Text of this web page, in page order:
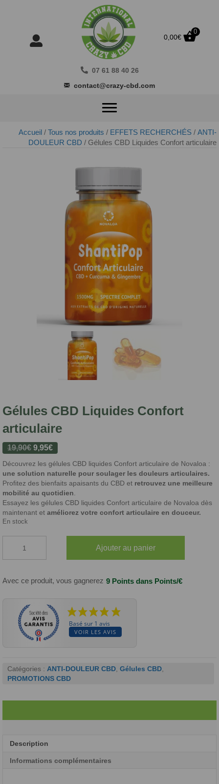
0,00€
0
07 61 88 40 26
contact@crazy-cbd.com
Accueil / Tous nos produits / EFFETS RECHERCHÉS / ANTI-
DOULEUR CBD / Gélules CBD Liquides Confort articulaire
Gélules CBD Liquides Confort
articulaire
19,90€ Le
initial
était :
19,90€.
9,95€Le
actuel
est :
9,95€.
Découvrez les gélules CBD liquides Confort articulaire de Novaloa :
une solution naturelle pour soulager les douleurs articulaires.
Profitez des bienfaits apaisants du CBD et retrouvez une meilleure
mobilité au quotidien
Essayez les gélules CBD liquides Confort articulaire de Novaloa dès
maintenant et améliorez votre confort articulaire en douceur.
En stock
Gélules
Liquides
Ajouter au panier
Avec ce produit, vous gagnerez 9 Points dans Points/€
Basé sur 1 avis
VOIR LES AVIS
Catégories : ANTI-DOULEUR CBD Gélules CBD
PROMOTIONS CBD
Description
Informations complémentaires